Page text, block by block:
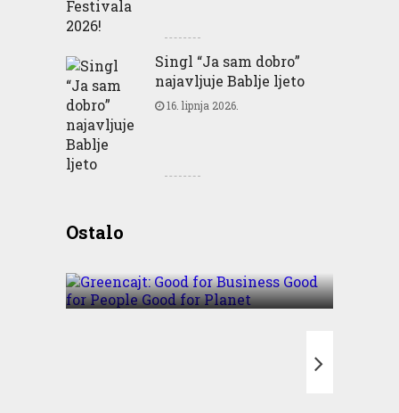
Singl “Ja sam dobro”
najavljuje Bablje ljeto
16. lipnja 2026.
OstaloBusiness Good for People